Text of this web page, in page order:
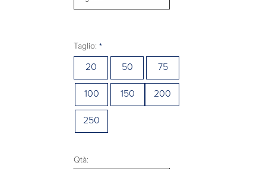
Taglio:
20 50 75
100 150 200
250
Qtà: